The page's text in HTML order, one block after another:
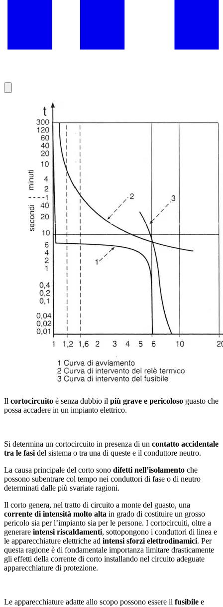
Il cortocircuito è senza dubbio il più grave e pericoloso guasto che
possa accadere in un impianto elettrico.
Si determina un cortocircuito in presenza di un contatto accidentale
tra le fasi del sistema o tra una di queste e il conduttore neutro.
La causa principale del corto sono difetti nell’isolamento che
possono subentrare col tempo nei conduttori di fase o di neutro
determinati dalle più svariate ragioni.
Il corto genera, nel tratto di circuito a monte del guasto, una
corrente di intensità molto alta in grado di costituire un grosso
pericolo sia per l’impianto sia per le persone. I cortocircuiti, oltre a
generare intensi riscaldamenti, sottopongono i conduttori di linea e
le apparecchiature elettriche ad intensi sforzi elettrodinamici. Per
questa ragione è di fondamentale importanza limitare drasticamente
gli effetti della corrente di corto installando nel circuito adeguate
apparecchiature di protezione.
Le apparecchiature adatte allo scopo possono essere il fusibile e